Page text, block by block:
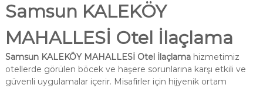
Samsun KALEKÖY
MAHALLESİ Otel İlaçlama
Samsun KALEKÖY MAHALLESİ Otel İlaçlamahizmetimiz
otellerde görülen böcek ve haşere sorunlarına karşı etkili ve
güvenli uygulamalar içerir. Misafirler için hijyenik ortam